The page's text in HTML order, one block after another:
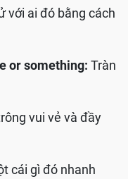
với ai đó bằng cách
or something: Tràn
vui vẻ và đầy
cái gì đó nhanh